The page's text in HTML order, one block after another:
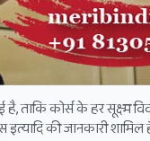
है, ताकि कोर्स के हर सूक्ष्म
की जानकारी शामिल